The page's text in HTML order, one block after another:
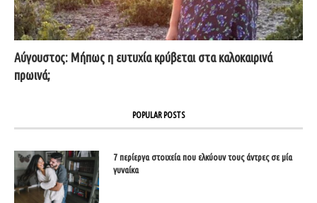
Αύγουστος: Μήπως η ευτυχία κρύβεται στα καλοκαιρινά
πρωινά;
POPULAR POSTS
7 περίεργα στοιχεία που ελκύουν τους άντρες σε μία
γυναίκα